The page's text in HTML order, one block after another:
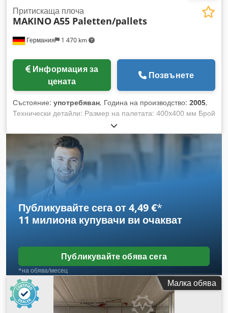
Германия 1 470 km
Притискаща плоча
MAKINOA55 Paletten/pallets
Информация за
цената
Позвънете
Състояние: употребяван, Година на производство: 2005,
Технически детайли: Размер на палетата: 400x400 мм Брой
палети: 15 Натоварване на масата: 400 кг Тегло на
машината (прибл.): 0,060 т Необходима площ (прибл.): 0,4 x
0,4 м Dkodsvc Adljpfx Adtjr Предлагат се 15 палети за
Makino A 55, с размери 400 x 400 мм и с Т-канали.
Публикувайте сега от 4,49 €*
11 милиона купувачи ви очакват
Публикувайте обява сега
*на обява/месец
Малка обява